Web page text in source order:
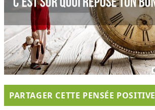
PARTAGER CETTE PENSÉE POSITIVE